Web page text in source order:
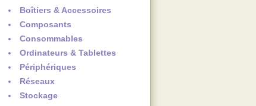
Boîtiers & Accessoires
Composants
Consommables
Ordinateurs & Tablettes
Périphériques
Réseaux
Stockage